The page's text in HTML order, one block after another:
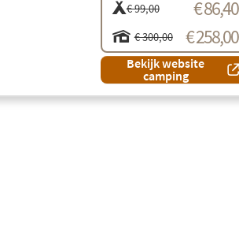
€ 99,00 € 86,40
€ 300,00 € 258,00
Bekijk website
camping